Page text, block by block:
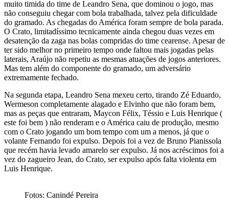
muito timida do time de Leandro Sena, que dominou o jogo, mas
não conseguiu chegar com bola trabalhada, talvez pela dificuldade
do gramado. As chegadas do América foram sempre de bola parada.
O Crato, limitadíssimo tecnicamente ainda chegou duas vezes em
desatenção da zaga nas bolas compridas do time cearense. Apesar de
ter sido melhor no primeiro tempo onde faltou mais jogadas pelas
laterais, Araújo não repetiu as mesmas atuações de jogos anteriores.
Mas tem além do componente do gramado, um adversário
extremamente fechado.
Na segunda etapa, Leandro Sena mexeu certo, tirando Zé Eduardo,
Wermeson completamente alagado e Elvinho que não foram bem,
mas as peças que entraram, Maycon Félix, Téssio e Luis Henrique (
este foi bem ) não renderam e o América caiu de produção, mesmo
com o Crato jogando um bom tempo com um a menos, já que o
volante Fernando foi expulso. Depois foi a vez de Bruno Pianissola
que recém havia levado amarelo ser expulso. Já nos acréscimos foi a
vez do zagueiro Jean, do Crato, ser expulso após falta violenta em
Luis Henrique.
Fotos: Canindé Pereira